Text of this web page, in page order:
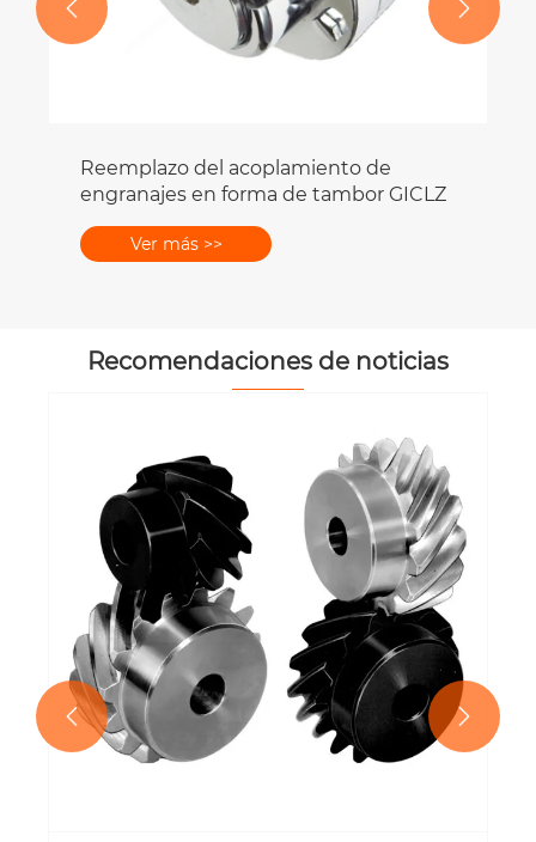
Reemplazo del acoplamiento de
engranajes en forma de tambor GICLZ
Ver más >>
 
Recomendaciones de noticias
 